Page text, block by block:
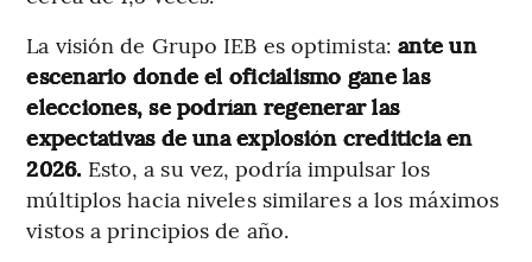
La visión de Grupo IEB es optimista: ante un
escenario donde el oficialismo gane las
elecciones, se podrían regenerar las
expectativas de una explosión crediticia en
2026. Esto, a su vez, podría impulsar los
múltiplos hacia niveles similares a los máximos
vistos a principios de año.